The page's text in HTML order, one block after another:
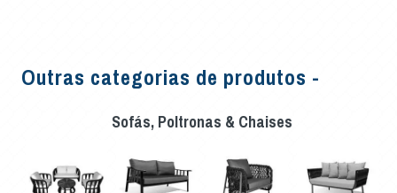
Outras categorias de produtos -
Sofás, Poltronas & Chaises